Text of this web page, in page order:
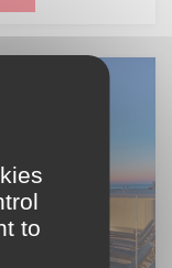
to